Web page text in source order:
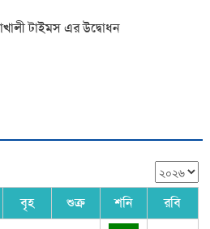
টাইমস এর উদ্বোধন
বৃহ শুক্র শনি রবি